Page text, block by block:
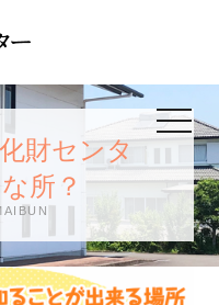
toggle
財センタ
所？